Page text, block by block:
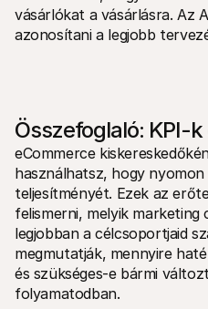
vásárlókat a vásárlásra. Az
azonosítani a legjobb
Összefoglaló: KPI-
eCommerce
használhatsz, hogy
teljesítményét. Ezek az
felismerni, melyik marketing
legjobban a célcsoportjaid
megmutatják, mennyire
és szükséges-e bármi
folyamatodban.